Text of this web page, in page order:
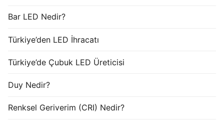
Bar LED Nedir?
Türkiye’den LED İhracatı
Türkiye’de Çubuk LED Üreticisi
Duy Nedir?
Renksel Geriverim (CRI) Nedir?